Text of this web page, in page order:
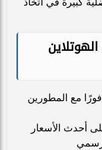
مع المطورين
أحدث الأسعار